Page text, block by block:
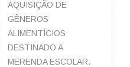
AQUISIÇÃO DE
GÊNEROS
ALIMENTÍCIOS
DESTINADO A
MERENDA ESCOLAR.